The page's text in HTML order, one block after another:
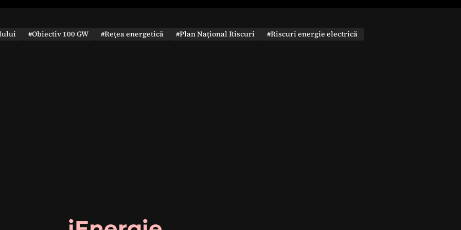
#Obiectiv 100 GW #Rețea energetică #Plan Național Riscuri
#Riscuri energie electrică